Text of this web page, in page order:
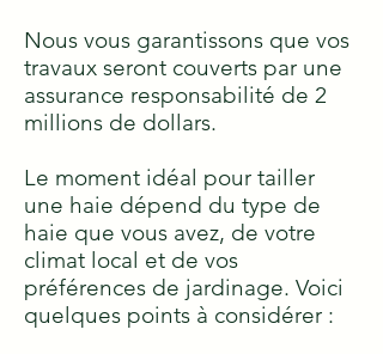
Nous vous garantissons que vos
travaux seront couverts par une
assurance responsabilité de 2
millions de dollars.
Le moment idéal pour tailler
une haie dépend du type de
haie que vous avez, de votre
climat local et de vos
préférences de jardinage. Voici
quelques points à considérer :